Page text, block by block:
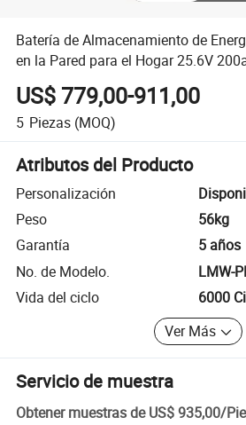
Batería de Almacenamiento de
en la Pared para el Hogar 25.6V
US$ 779,00-911,00
5 Piezas (MOQ)
Atributos del Producto
Personalización
Peso
56kg
Garantía
5 años
No. de Modelo.
LMW-
Vida del ciclo
6000
Ver Más
Servicio de muestra
Obtener muestras de US$ 935,00/